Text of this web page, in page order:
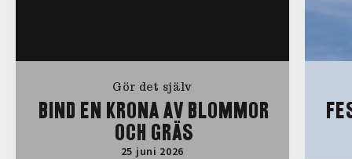
Gör det själv
BIND EN KRONA AV BLOMMOR
OCH GRÄS
25 juni 2026